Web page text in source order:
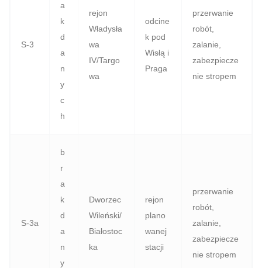
S‑3
a
k
d
a
n
y
c
h
rejon
Władysła
wa
IV/Targo
wa
odcine
k pod
Wisłą i
Praga
przerwanie
robót,
zalanie,
zabezpiecze
nie stropem
S‑3a
b
r
a
k
d
a
n
y
Dworzec
Wileński/
Białostoc
ka
rejon
plano
wanej
stacji
przerwanie
robót,
zalanie,
zabezpiecze
nie stropem